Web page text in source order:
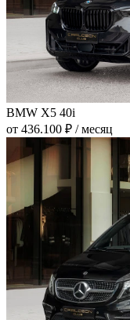
BMW X5 40i
от 436.100 ₽ / месяц